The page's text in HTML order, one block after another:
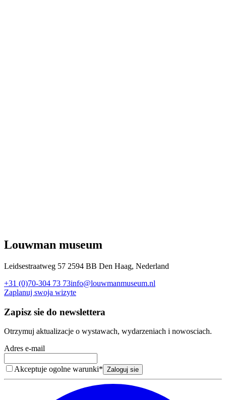
Louwman museum
Leidsestraatweg 57 2594 BB Den Haag, Nederland
+31 (0)70-304 73 73info@louwmanmuseum.nl
Zaplanuj swoja wizyte
Zapisz sie do newslettera
Otrzymuj aktualizacje o wystawach, wydarzeniach i nowosciach.
Adres e-mail
Akceptuje ogolne warunki* Zaloguj sie